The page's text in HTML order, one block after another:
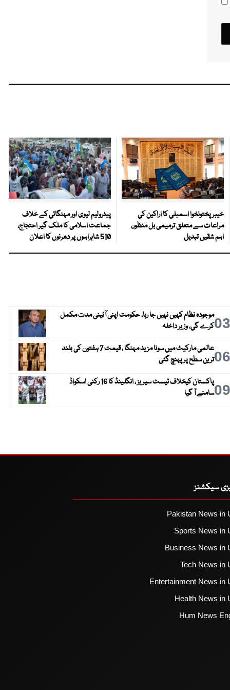
خیبرپختونخوا اسمبلی کا اراکین کی
مراعات سے متعلق ترمیمی بل منظور،
اہم شقیں تبدیل
پیٹرولیم لیوی اور مہنگائی کے خلاف
جماعت اسلامی کا ملک گیر احتجاج،
510 شاہراہوں پر دھرنوں کا اعلان
03موجودہ نظام کہیں نہیں جا رہا، حکومت اپنی آئینی مدت مکمل
کرے گی، وزیر داخلہ
06
عالمی مارکیٹ میں سونا مزید مہنگا ، قیمت 7 ہفتوں کی بلند
ترین سطح پر پہنچ گئی
09
پاکستان کیخلاف ٹیسٹ سیریز ، انگلینڈ کا 16 رکنی اسکواڈ
سامنے آ گیا
سیکشنز
Pakistan News in
Sports News in
Business News in
Tech News in
Entertainment News in
Health News in
Hum News